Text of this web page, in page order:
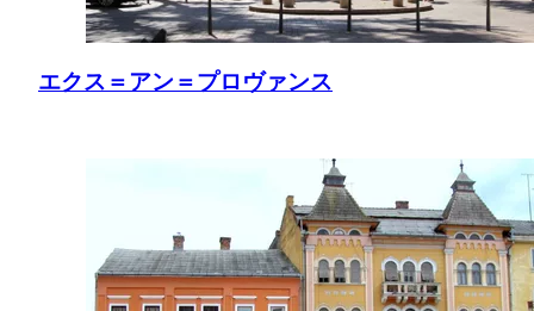
エクス＝アン＝プロヴァンス